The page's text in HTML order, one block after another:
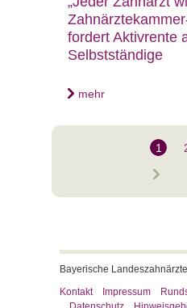
fordert Aktivrente
Selbstständige
mehr
1
Bayerische
Kontakt
Impressum